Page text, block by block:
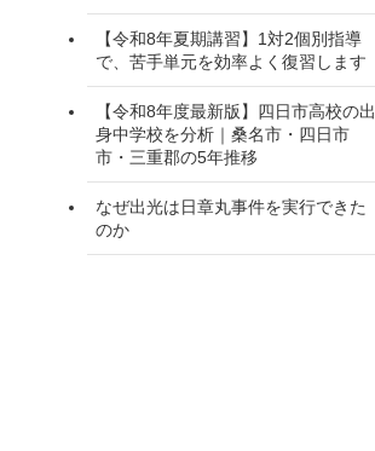
【令和8年夏期講習】1対2個別指導
で、苦手単元を効率よく復習します
【令和8年度最新版】四日市高校の出
身中学校を分析｜桑名市・四日市
市・三重郡の5年推移
なぜ出光は日章丸事件を実行できた
のか